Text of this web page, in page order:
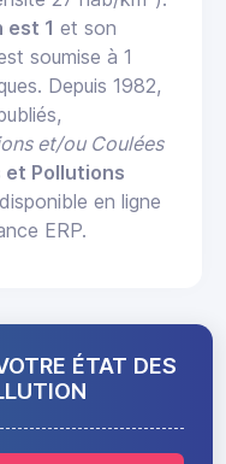
est 1 et son
soumise à 1
Depuis 1982,
et/ou Coulées
et Pollutions
en ligne
ERP.
ÉTAT DES